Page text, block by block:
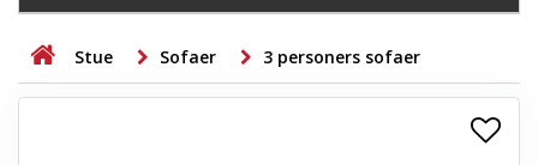
+
STUE
+
Stue Sofaer 3 personers sofaer